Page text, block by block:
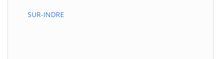
SUR-INDRE